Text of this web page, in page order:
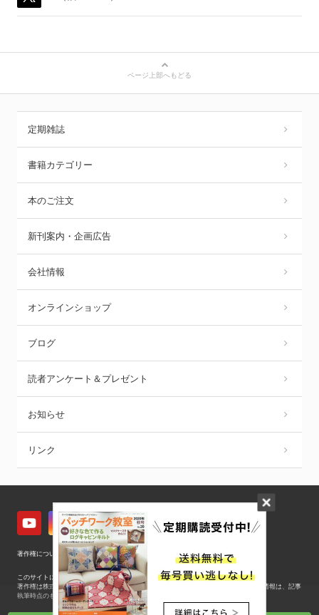
ページ上部へもどる
定期雑誌
書籍カテゴリー
本のご注文
新刊案内・企画広告
会社情報
オンラインショップ
ブログ
読者アンケート＆プレゼント
お知らせ
リンク
著作権について |プライバシーポリシー（個人情報保護方針）
このサイトに掲載されている記事・写真・図表などの無断転載を禁じます。
著作権は株式会社ブティック社、 またはその情報提供者に帰属します。掲載している情報は、記事
執筆時点のものです。
ブティック社が運営するWebメディア